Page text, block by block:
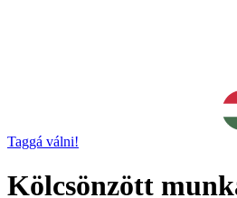
Taggá válni!
Kölcsönzött